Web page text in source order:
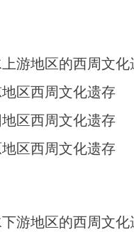
地区的西周文化
西周文化遗存
西周文化遗存
西周文化遗存
地区的西周文化